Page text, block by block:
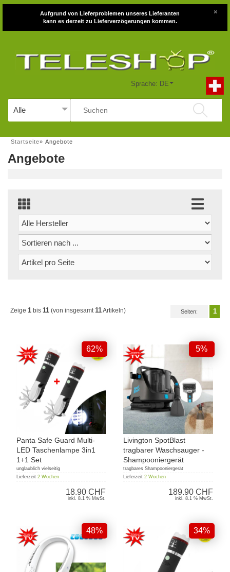
Aufgrund von Lieferproblemen unseres Lieferanten
kann es derzeit zu Lieferverzögerungen kommen.
×
Sprache: DE
Startseite» Angebote
Angebote
Zeige 1 bis 11 (von insgesamt11Artikeln) Seiten: 1
Panta Safe Guard Multi-
LED Taschenlampe 3in1
1+1 Set
unglaublich vielseitig
Lieferzeit 2 Wochen
18.90 CHF
62%
inkl. 8.1 % MwSt.
Livington SpotBlast
tragbarer Waschsauger -
Shampooniergerät
tragbares Shampooniergerät
Lieferzeit 2 Wochen
189.90 CHF
5%
inkl. 8.1 % MwSt.
48% 34%